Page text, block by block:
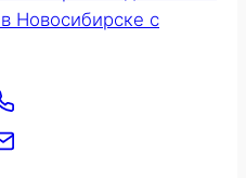
Новосибирске с